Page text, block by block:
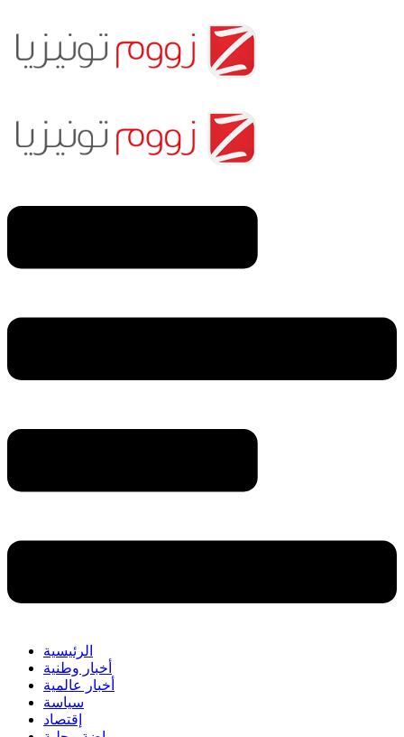
الرئيسية
أخبار وطنية
أخبار عالمية
سياسة
إقتصاد